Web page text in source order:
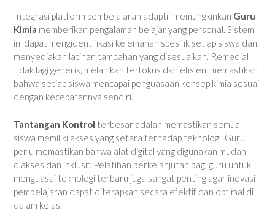
Integrasi platform pembelajaran adaptif memungkinkan Guru
Kimia memberikan pengalaman belajar yang personal. Sistem
ini dapat mengidentifikasi kelemahan spesifik setiap siswa dan
menyediakan latihan tambahan yang disesuaikan. Remedial
tidak lagi generik, melainkan terfokus dan efisien, memastikan
bahwa setiap siswa mencapai penguasaan konsep kimia sesuai
dengan kecepatannya sendiri.
Tantangan Kontrol terbesar adalah memastikan semua
siswa memiliki akses yang setara terhadap teknologi. Guru
perlu memastikan bahwa alat digital yang digunakan mudah
diakses dan inklusif. Pelatihan berkelanjutan bagi guru untuk
menguasai teknologi terbaru juga sangat penting agar inovasi
pembelajaran dapat diterapkan secara efektif dan optimal di
dalam kelas.